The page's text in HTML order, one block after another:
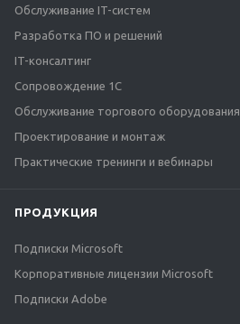
Обслуживание IT-систем
Разработка ПО и решений
IT-консалтинг
Сопровождение 1С
Обслуживание торгового оборудования
Проектирование и монтаж
Практические тренинги и вебинары
ПРОДУКЦИЯ
Подписки Microsoft
Корпоративные лицензии Microsoft
Подписки Adobe